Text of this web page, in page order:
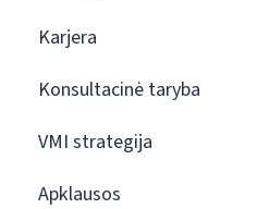
Karjera
Konsultacinė taryba
VMI strategija
Apklausos